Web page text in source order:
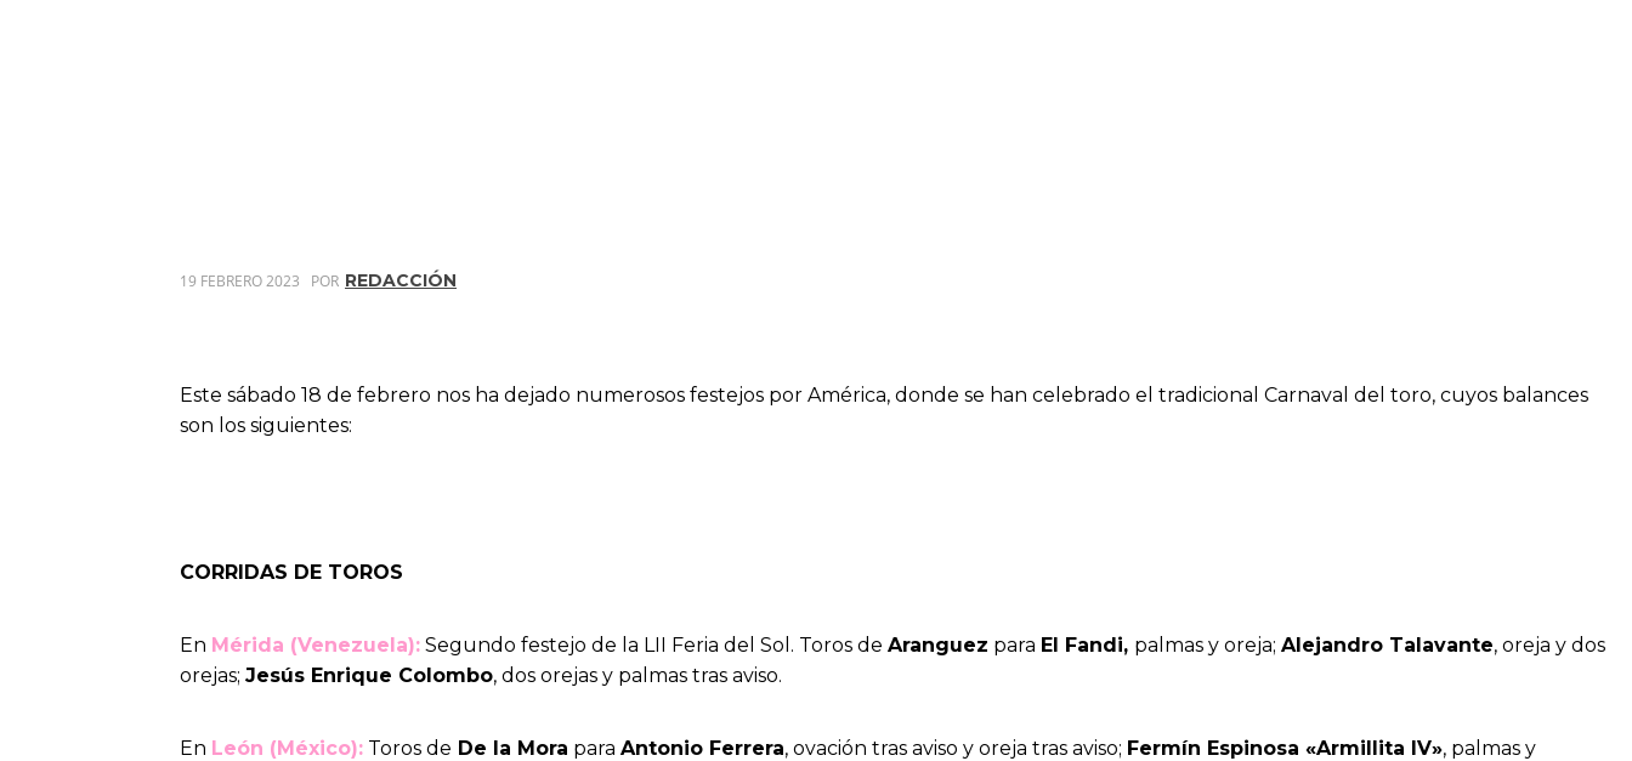
19 FEBRERO 2023 POR REDACCIÓN
Este sábado 18 de febrero nos ha dejado numerosos festejos por América, donde se han celebrado el tradicional Carnaval del toro, cuyos balances
son los siguientes:
CORRIDAS DE TOROS
En Mérida (Venezuela): Segundo festejo de la LII Feria del Sol. Toros de Aranguez para El Fandi, palmas y oreja; Alejandro Talavante, oreja y dos
orejas; Jesús Enrique Colombo, dos orejas y palmas tras aviso.
En León (México): Toros de De la Mora para Antonio Ferrera, ovación tras aviso y oreja tras aviso; Fermín Espinosa «Armillita IV», palmas y